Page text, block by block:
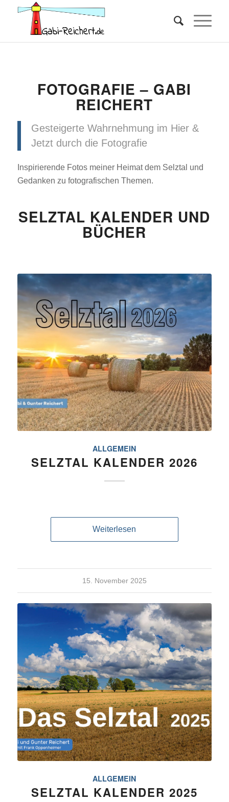
FOTOGRAFIE – GABI
REICHERT
Gesteigerte Wahrnehmung im Hier &
Jetzt durch die Fotografie
Inspirierende Fotos meiner Heimat dem Selztal und
Gedanken zu fotografischen Themen.
SELZTAL KALENDER UND
BÜCHER
ALLGEMEIN
SELZTAL KALENDER 2026
Weiterlesen
15. November 2025
ALLGEMEIN
SELZTAL KALENDER 2025